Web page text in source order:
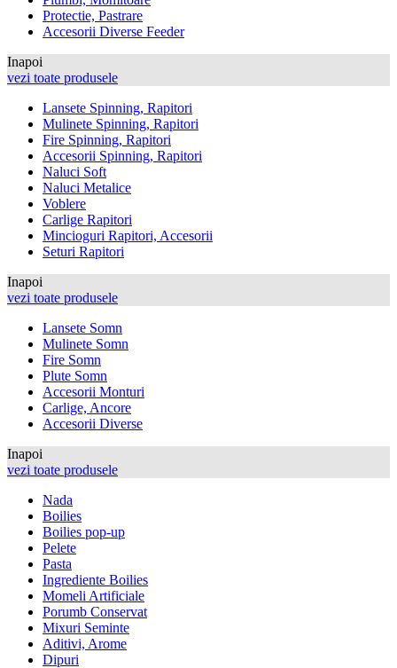
Protectie, Pastrare
Accesorii Diverse Feeder
Inapoi
vezi toate produsele
Lansete Spinning, Rapitori
Mulinete Spinning, Rapitori
Fire Spinning, Rapitori
Accesorii Spinning, Rapitori
Naluci Soft
Naluci Metalice
Voblere
Carlige Rapitori
Mincioguri Rapitori, Accesorii
Seturi Rapitori
Inapoi
vezi toate produsele
Lansete Somn
Mulinete Somn
Fire Somn
Plute Somn
Accesorii Monturi
Carlige, Ancore
Accesorii Diverse
Inapoi
vezi toate produsele
Nada
Boilies
Boilies pop-up
Pelete
Pasta
Ingrediente Boilies
Momeli Artificiale
Porumb Conservat
Mixuri Seminte
Aditivi, Arome
Dipuri